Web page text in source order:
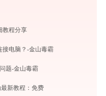
教程分享
接电脑？-金山毒霸
题-金山毒霸
新教程：免费